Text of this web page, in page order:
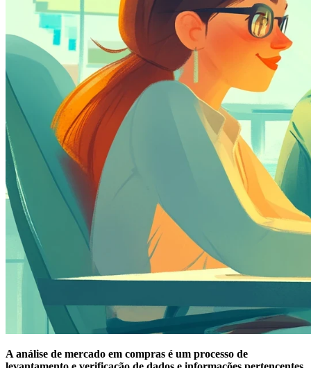
A análise de mercado em compras é um processo de